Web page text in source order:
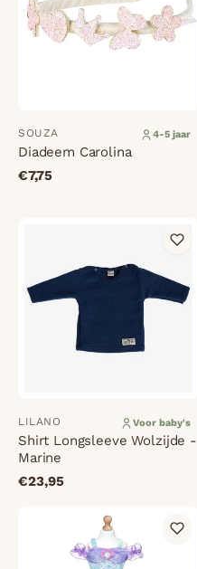
SOUZA 4-5 jaar
Diadeem Carolina
€7,75
LILANO Voor baby's
Shirt Longsleeve Wolzijde -
Marine
€23,95